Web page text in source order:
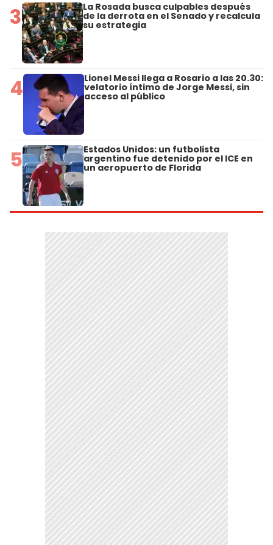
3 La Rosada busca culpables después
de la derrota en el Senado y recalcula
su estrategia
4 Lionel Messi llega a Rosario a las 20.30:
velatorio íntimo de Jorge Messi, sin
acceso al público
5 Estados Unidos: un futbolista
argentino fue detenido por el ICE en
un aeropuerto de Florida